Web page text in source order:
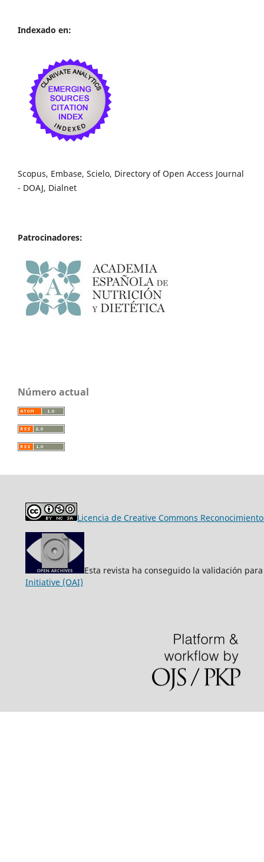
Indexado en:
Scopus, Embase, Scielo, Directory of Open Access Journal
- DOAJ, Dialnet
Patrocinadores:
Número actual
Licencia de Creative Commons
Esta revista ha conseguido la validación
Initiative (OAI)